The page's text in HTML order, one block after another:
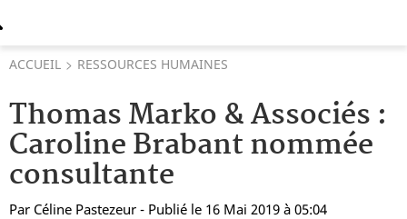
ACCUEIL RESSOURCES HUMAINES
Thomas Marko & Associés :
Caroline Brabant nommée
consultante
Par Céline Pastezeur - Publié le 16 Mai 2019 à 05:04